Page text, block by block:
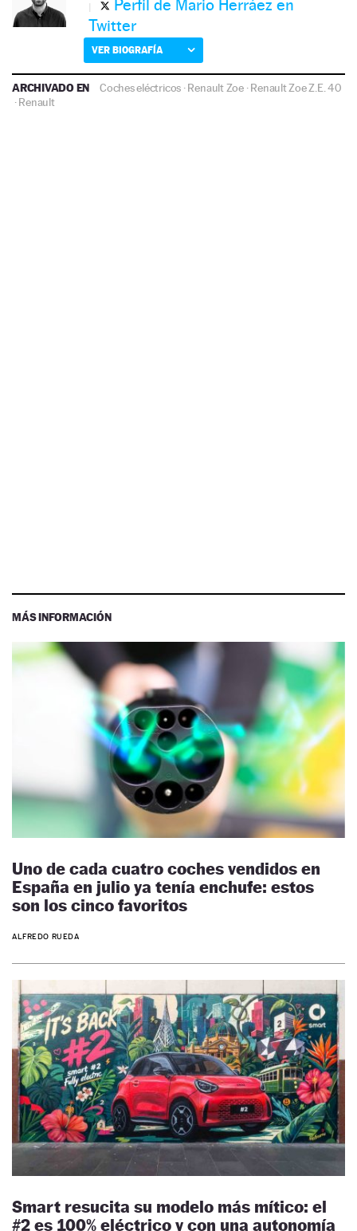
Perfil de Mario Herráez en
Twitter
VER BIOGRAFÍA
ARCHIVADO EN Coches eléctricos ·Renault Zoe·Renault Zoe Z.E. 40
·Renault
MÁS INFORMACIÓN
Uno de cada cuatro coches vendidos en
España en julio ya tenía enchufe: estos
son los cinco favoritos
ALFREDO RUEDA
Smart resucita su modelo más mítico: el
#2 es 100% eléctrico y con una autonomía